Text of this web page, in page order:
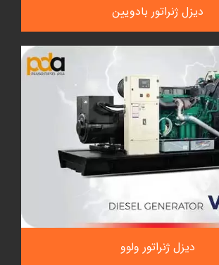
دیزل ژنراتور بادویین
دیزل ژنراتور ولوو